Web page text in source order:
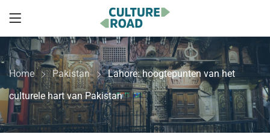
Home Pakistan
Lahore: hoogtepunten van het
culturele hart van Pakistan